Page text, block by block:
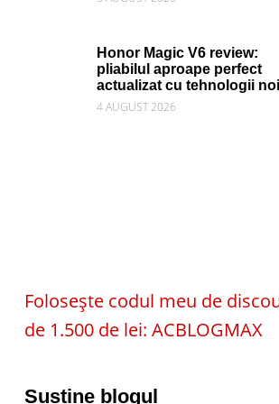
Honor Magic V6 review:
pliabilul aproape perfect
actualizat cu tehnologii noi
4 AUGUST 2026
Folosește codul meu de
de 1.500 de lei: ACBLOGMAX
Susține blogul